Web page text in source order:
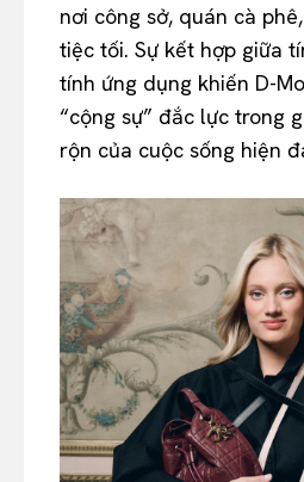
nơi công sở, quán cà
tiệc tối. Sự kết hợp giữa
tính ứng dụng khiến D-
“cộng sự” đắc lực trong
rộn của cuộc sống hiện